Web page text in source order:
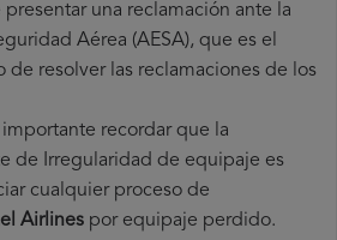
una reclamación ante la
Aérea (AESA), que es el
de resolver las reclamaciones de los
recordar que la
de Irregularidad de equipaje es
cualquier proceso de
Airlines por equipaje perdido.